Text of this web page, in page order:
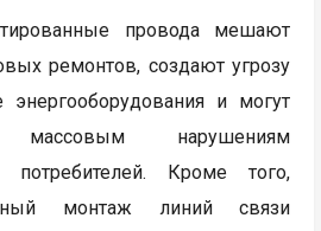
провода мешают
ремонтов, создают угрозу
энергооборудования и могут
нарушениям
потребителей. Кроме того,
монтаж линий связи